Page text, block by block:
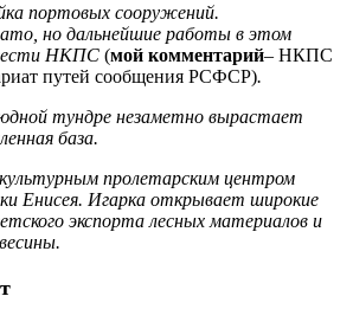
портовых сооружений.
но дальнейшие работы в этом
НКПС (мой комментарий– НКПС
путей сообщения РСФСР).
тундре незаметно вырастает
база.
пролетарским центром
Енисея. Игарка открывает широкие
экспорта лесных материалов и